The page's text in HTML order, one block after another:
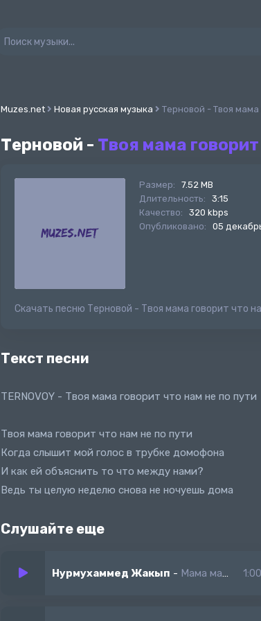
Muzes.net Новая русская музыка Терновой - Твоя мама
Терновой - Твоя мама
Размер:
7.52 MB
Длительность:
3:15
Качество:
320 kbps
Опубликовано:
05
Скачать песню Терновой - Твоя мама говорит что
Текст песни
TERNOVOY - Твоя мама говорит что нам не по пути
Твоя мама говорит что нам не по пути
Когда слышит мой голос в трубке домофона
И как ей объяснить то что между нами?
Ведь ты целую неделю снова не ночуешь дома
Слушайте еще
Нурмухаммед Жакып - Мама мама моё сердце я твои целую руки 1:00